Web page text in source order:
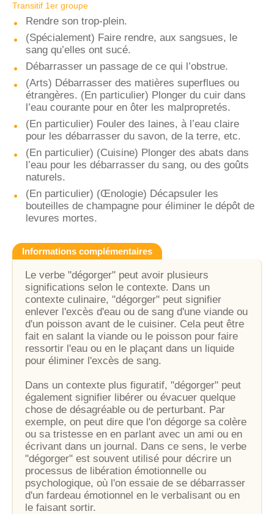
Transitif 1er groupe
Rendre son trop-plein.
(Spécialement) Faire rendre, aux sangsues, le
sang qu’elles ont sucé.
Débarrasser un passage de ce qui l’obstrue.
(Arts) Débarrasser des matières superflues ou
étrangères. (En particulier) Plonger du cuir dans
l’eau courante pour en ôter les malpropretés.
(En particulier) Fouler des laines, à l’eau claire
pour les débarrasser du savon, de la terre, etc.
(En particulier) (Cuisine) Plonger des abats dans
l’eau pour les débarrasser du sang, ou des goûts
naturels.
(En particulier) (Œnologie) Décapsuler les
bouteilles de champagne pour éliminer le dépôt de
levures mortes.
Informations complémentaires
Le verbe "dégorger" peut avoir plusieurs
significations selon le contexte. Dans un
contexte culinaire, "dégorger" peut signifier
enlever l'excès d'eau ou de sang d'une viande ou
d'un poisson avant de le cuisiner. Cela peut être
fait en salant la viande ou le poisson pour faire
ressortir l'eau ou en le plaçant dans un liquide
pour éliminer l'excès de sang.
Dans un contexte plus figuratif, "dégorger" peut
également signifier libérer ou évacuer quelque
chose de désagréable ou de perturbant. Par
exemple, on peut dire que l'on dégorge sa colère
ou sa tristesse en en parlant avec un ami ou en
écrivant dans un journal. Dans ce sens, le verbe
"dégorger" est souvent utilisé pour décrire un
processus de libération émotionnelle ou
psychologique, où l'on essaie de se débarrasser
d'un fardeau émotionnel en le verbalisant ou en
le faisant sortir.